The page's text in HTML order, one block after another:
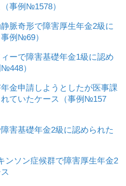
事例№1578）
脈奇形で障害厚生年金2級に
例№69）
ーで障害基礎年金1級に認め
）
金申請しようとしたが医事課
ていたケース（事例№157
害基礎年金2級に認められた
ンソン症候群で障害厚生年金2